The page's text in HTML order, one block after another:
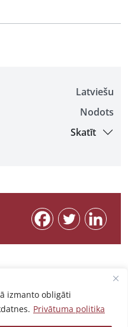
izmanto obligāti
Privātuma politika
Latviešu
Nodots
Skatīt
07.08.2026